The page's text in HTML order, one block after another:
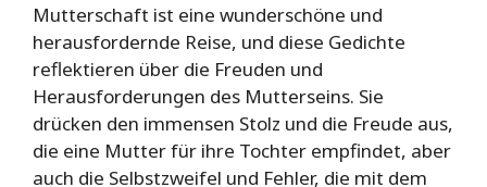
Mutterschaft ist eine wunderschöne und
herausfordernde Reise, und diese Gedichte
reflektieren über die Freuden und
Herausforderungen des Mutterseins. Sie
drücken den immensen Stolz und die Freude aus,
die eine Mutter für ihre Tochter empfindet, aber
auch die Selbstzweifel und Fehler, die mit dem